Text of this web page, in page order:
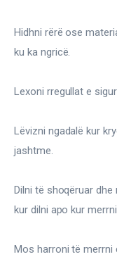
Hidhni rërë ose
ku ka ngricë.
Lexoni rregullat e
Lëvizni ngadalë kur
jashtme.
Dilni të shoqëruar
kur dilni apo kur
Mos harroni të merrni